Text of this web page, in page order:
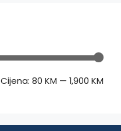
Cijena: 80 KM — 1,900 KM